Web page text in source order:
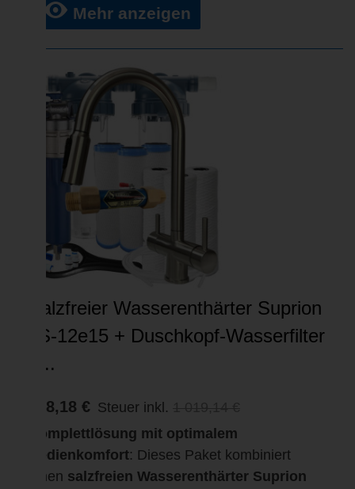
Mehr anzeigen
Salzfreier Wasserenthärter Suprion
JS-12e15 + Duschkopf-Wasserfilter
–...
968,18 € Steuer inkl.
Komplettlösung mit optimalem
Bedienkomfort: Dieses Paket kombiniert
einen salzfreien Wasserenthärter Suprion